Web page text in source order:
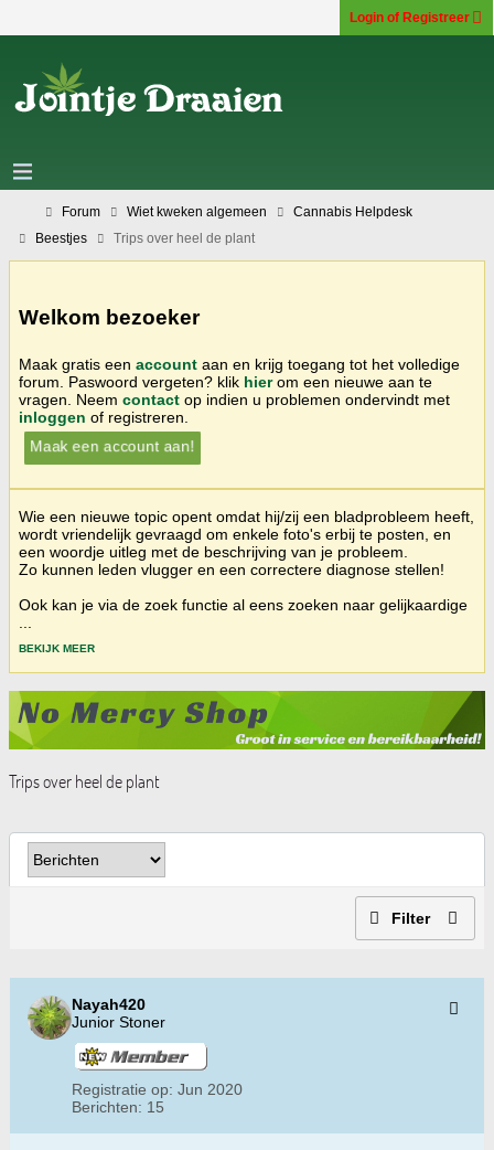
Login of Registreer
Forum Wiet kweken algemeen
Cannabis Helpdesk
Beestjes
Trips over heel de plant
Welkom bezoeker
Maak gratis een account aan en krijg toegang tot het volledige
forum. Paswoord vergeten? klik hierom een nieuwe aan te
vragen. Neem contact op indien u problemen ondervindt met
inloggen of registreren.
Maak een account aan!
Wie een nieuwe topic opent omdat hij/zij een bladprobleem heeft,
wordt vriendelijk gevraagd om enkele foto's erbij te posten, en
een woordje uitleg met de beschrijving van je probleem.
Zo kunnen leden vlugger en een correctere diagnose stellen!
Ook kan je via de zoek functie al eens zoeken naar gelijkaardige
BEKIJK MEER
Trips over heel de plant
Filter
Nayah420
Junior Stoner
Registratie op: Jun 2020
Berichten: 15